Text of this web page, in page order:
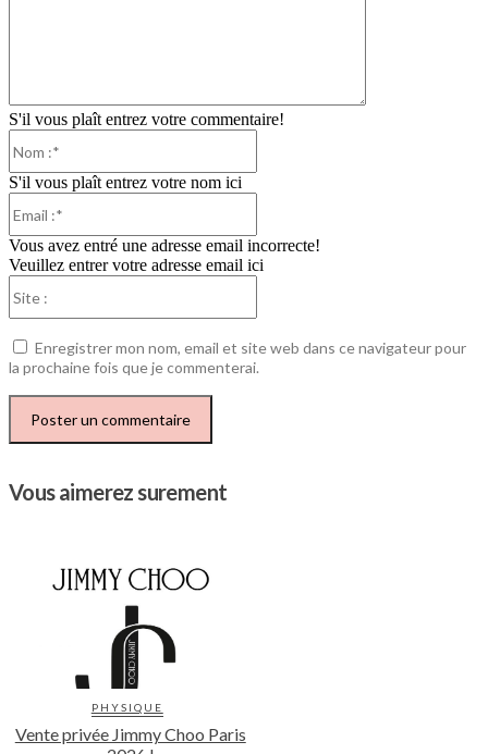
S'il vous plaît entrez votre commentaire!
S'il vous plaît entrez votre nom ici
Vous avez entré une adresse email incorrecte!
Veuillez entrer votre adresse email ici
Enregistrer mon nom, email et site web dans ce navigateur pour
la prochaine fois que je commenterai.
Vous aimerez surement
PHYSIQUE
Vente privée Jimmy Choo Paris